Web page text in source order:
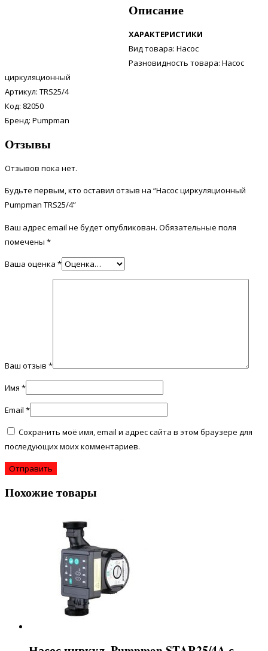
Описание
ХАРАКТЕРИСТИКИ
Вид товара: Насос
Разновидность товара: Насос
циркуляционный
Артикул: TRS25/4
Код: 82050
Бренд: Pumpman
Отзывы
Отзывов пока нет.
Будьте первым, кто оставил отзыв на “Насос циркуляционный
Pumpman TRS25/4”
Ваш адрес email не будет опубликован. Обязательные поля
помечены *
Ваша оценка *
Ваш отзыв *
Имя *
Email *
Сохранить моё имя, email и адрес сайта в этом браузере для
последующих моих комментариев.
Похожие товары